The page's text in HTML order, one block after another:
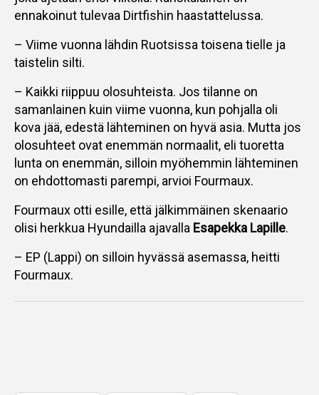
ennakoinut tulevaa Dirtfishin haastattelussa.
– Viime vuonna lähdin Ruotsissa toisena tielle ja
taistelin silti.
– Kaikki riippuu olosuhteista. Jos tilanne on
samanlainen kuin viime vuonna, kun pohjalla oli
kova jää, edestä lähteminen on hyvä asia. Mutta jos
olosuhteet ovat enemmän normaalit, eli tuoretta
lunta on enemmän, silloin myöhemmin lähteminen
on ehdottomasti parempi, arvioi Fourmaux.
Fourmaux otti esille, että jälkimmäinen skenaario
olisi herkkua Hyundailla ajavalla Esapekka Lapille.
– EP (Lappi) on silloin hyvässä asemassa, heitti
Fourmaux.